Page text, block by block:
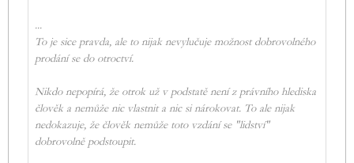
...
To je sice pravda, ale to nijak nevylučuje možnost dobrovolného
prodání se do otroctví.
Nikdo nepopírá, že otrok už v podstatě není z právního hlediska
člověk a nemůže nic vlastnit a nic si nárokovat. To ale nijak
nedokazuje, že člověk nemůže toto vzdání se "lidství"
dobrovolně podstoupit.